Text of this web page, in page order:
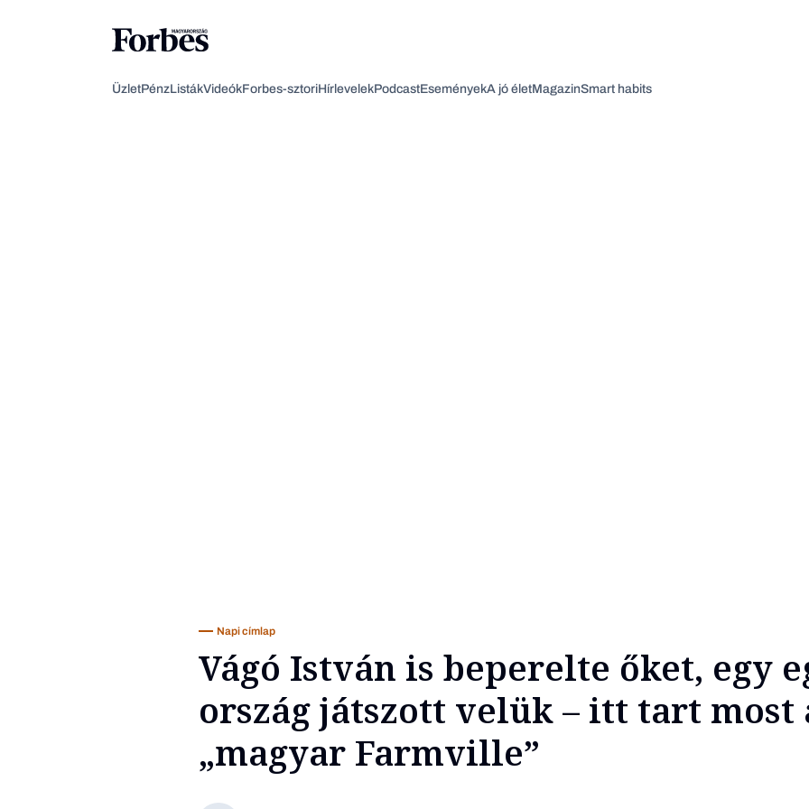
ÜzletPénzListákVideókForbes-sztoriHírlevelekPodcastEseményekA jó életMagazinSmart habits
Napi címlap
Vágó István is beperelte őket, egy
ország játszott velük – itt tart most
„magyar Farmville”